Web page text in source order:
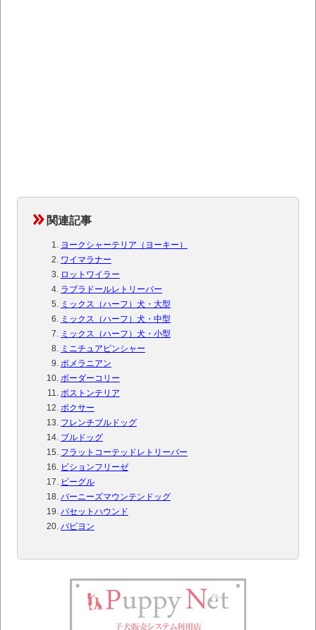
関連記事
ヨークシャーテリア（ヨーキー）
ワイマラナー
ロットワイラー
ラブラドールレトリーバー
ミックス（ハーフ）犬・大型
ミックス（ハーフ）犬・中型
ミックス（ハーフ）犬・小型
ミニチュアピンシャー
ポメラニアン
ボーダーコリー
ボストンテリア
ボクサー
フレンチブルドッグ
ブルドッグ
フラットコーテッドレトリーバー
ビションフリーゼ
ビーグル
バーニーズマウンテンドッグ
バセットハウンド
パピヨン